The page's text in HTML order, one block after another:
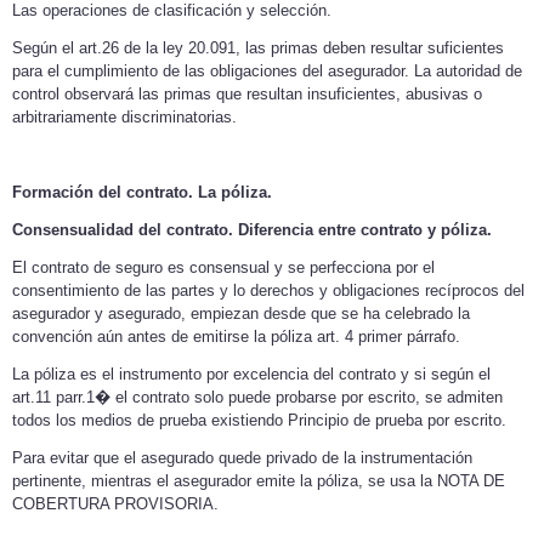
Las operaciones de clasificación y selección.
Según el art.26 de la ley 20.091, las primas deben resultar suficientes
para el cumplimiento de las obligaciones del asegurador. La autoridad de
control observará las primas que resultan insuficientes, abusivas o
arbitrariamente discriminatorias.
Formación del contrato. La póliza.
Consensualidad del contrato. Diferencia entre contrato y póliza.
El contrato de seguro es consensual y se perfecciona por el
consentimiento de las partes y lo derechos y obligaciones recíprocos del
asegurador y asegurado, empiezan desde que se ha celebrado la
convención aún antes de emitirse la póliza art. 4 primer párrafo.
La póliza es el instrumento por excelencia del contrato y si según el
art.11 parr.1� el contrato solo puede probarse por escrito, se admiten
todos los medios de prueba existiendo Principio de prueba por escrito.
Para evitar que el asegurado quede privado de la instrumentación
pertinente, mientras el asegurador emite la póliza, se usa la NOTA DE
COBERTURA PROVISORIA.